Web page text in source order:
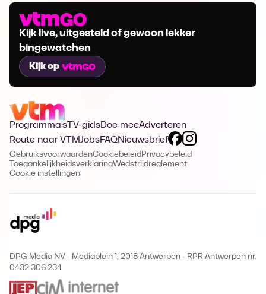
Kijk live, uitgesteld of gewoon lekker
bingewatchen
Kijk op
Programma's TV-gidsDoe meeAdverteren
Route naar VTMJobsFAQNieuwsbrief
GebruiksvoorwaardenCookiebeleid Privacybeleid
ToegankelijkheidsverklaringWedstrijdreglement
Cookie instellingen
DPG Media NV - Mediaplein 1, 2018 Antwerpen - RPR Antwerpen nr.
0432.306.234